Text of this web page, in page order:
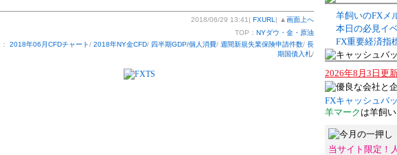
2018/06/29 13:41| FXURL | ▲ 画面上へ
TOP： NYダウ・金・原油
2018年06月CFDチャート/ 2018年NY金CFD/ 四半期GDP/個人消費/ 週間新規失業保険申請件数/ 長
期国債入札/
羊飼いのFXメ
本日の必見イ
FX重要経済指
2026年8月3日更
FXキャッシュバ
羊マーク は羊飼
当サイト限定！